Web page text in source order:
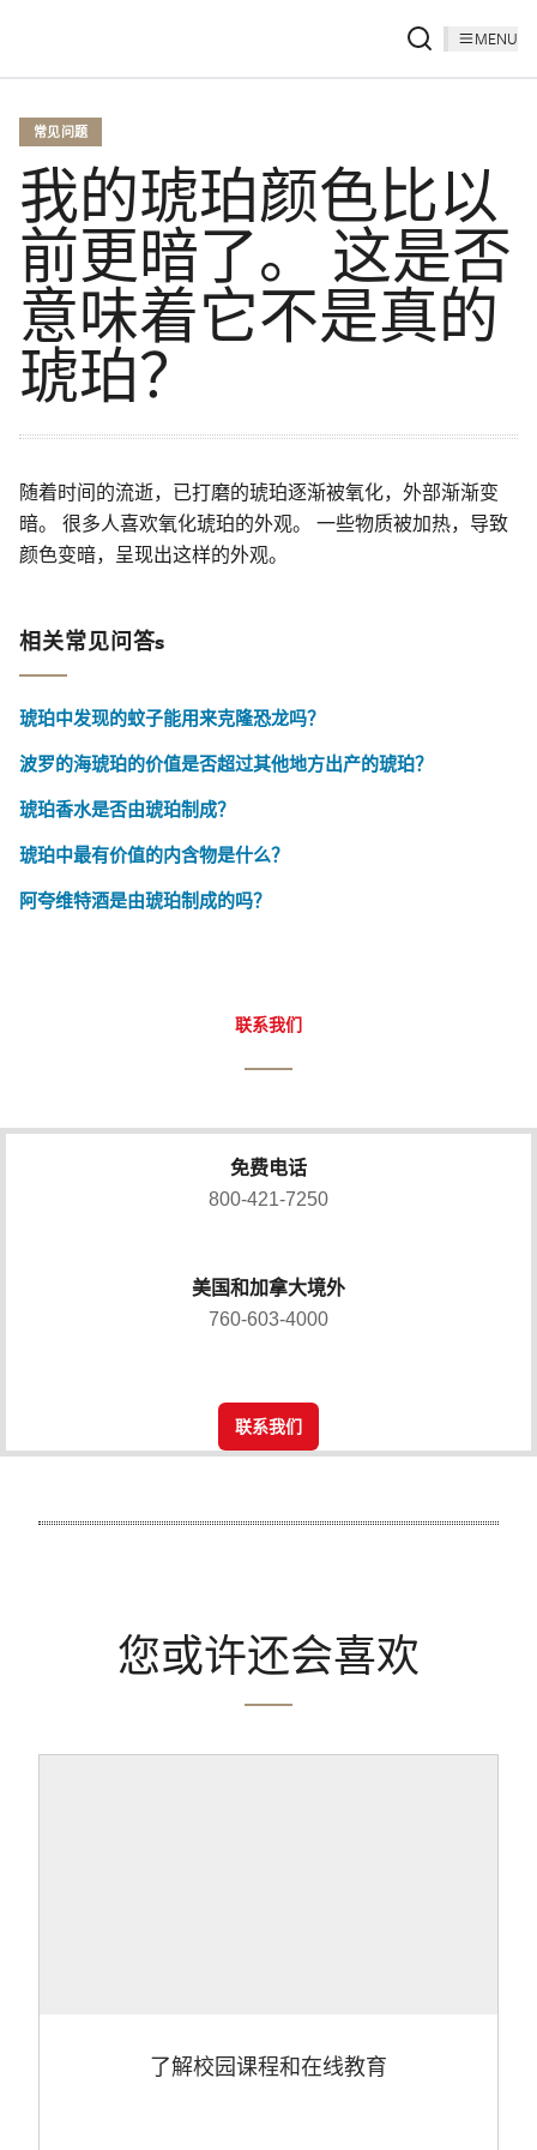
MENU
常见问题
我的琥珀颜色比以
前更暗了。 这是否
意味着它不是真的
琥珀？
随着时间的流逝，已打磨的琥珀逐渐被氧化，外部渐渐变
暗。 很多人喜欢氧化琥珀的外观。 一些物质被加热，导致
颜色变暗，呈现出这样的外观。
相关常见问答s
琥珀中发现的蚊子能用来克隆恐龙吗？
波罗的海琥珀的价值是否超过其他地方出产的琥珀？
琥珀香水是否由琥珀制成？
琥珀中最有价值的内含物是什么？
阿夸维特酒是由琥珀制成的吗？
联系我们
免费电话
800-421-7250
美国和加拿大境外
760-603-4000
联系我们
您或许还会喜欢
了解校园课程和在线教育